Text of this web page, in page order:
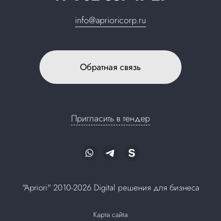
info@aprioricorp.ru
Обратная связь
Пригласить в тендер
"Apriori" 2010-2026 Digital решения для бизнеса
Карта сайта